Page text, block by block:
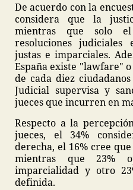
De acuerdo con la
considera que la
mientras que solo
resoluciones judiciales
justas e imparciales.
España existe "lawfare"
de cada diez
Judicial supervisa y
jueces que incurren en
Respecto a la
jueces, el 34%
derecha, el 16% cree
mientras que 23%
imparcialidad y otro
definida.